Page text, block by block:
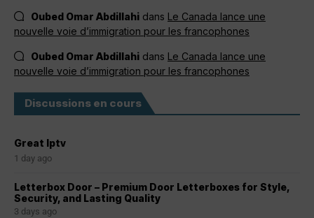
Oubed Omar Abdillahi dans Le Canada lance une
nouvelle voie d’immigration pour les francophones
Oubed Omar Abdillahi dans Le Canada lance une
nouvelle voie d’immigration pour les francophones
Discussions en cours
Great Iptv
1 day ago
Letterbox Door – Premium Door Letterboxes for Style,
Security, and Lasting Quality
3 days ago